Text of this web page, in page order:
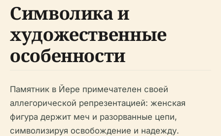
Символика и
художественные
особенности
Памятник в Йере примечателен своей
аллегорической репрезентацией: женская
фигура держит меч и разорванные цепи,
символизируя освобождение и надежду.